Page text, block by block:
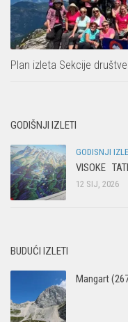
Plan izleta Sekcije
GODIŠNJI IZLETI
GODISNJI
VISOKE
12 SIJ, 2026
BUDUĆI IZLETI
Mangart